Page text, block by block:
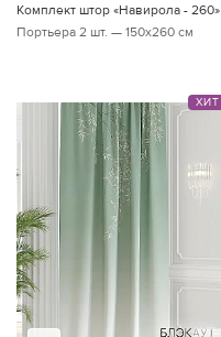
Комплект штор «Навирола - 260»
Портьера 2 шт. — 150х260 см
ХИТ